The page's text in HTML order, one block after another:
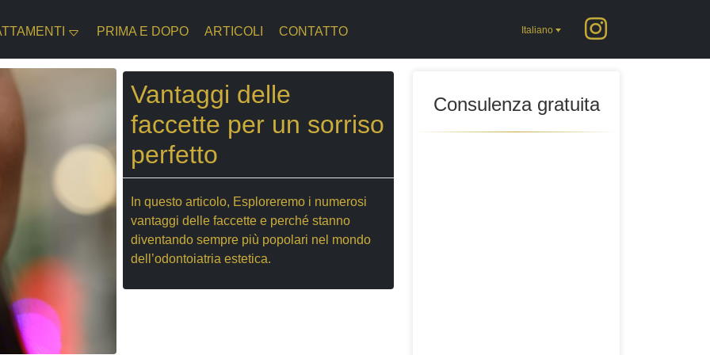
PRIMA E DOPO ARTICOLI CONTATTO Italiano
Vantaggi delle
faccette per un sorriso
perfetto
In questo articolo, Esploreremo i numerosi
vantaggi delle faccette e perché stanno
diventando sempre più popolari nel mondo
dell’odontoiatria estetica.
Consulenza gratuita